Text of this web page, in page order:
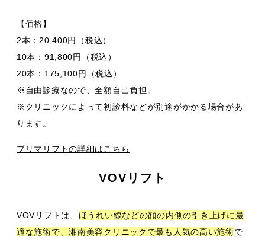
【価格】
2本：20,400円（税込）
10本：91,800円（税込）
20本：175,100円（税込）
※自由診療なので、全額自己負担。
※クリニックによって初診料などが別途がかかる場合があ
ります。
プリマリフトの詳細はこちら
VOVリフト
VOVリフトは、 ほうれい線などの顔の内側の引き上げに最
適な施術で、湘南美容クリニックで最も人気の高い施術で